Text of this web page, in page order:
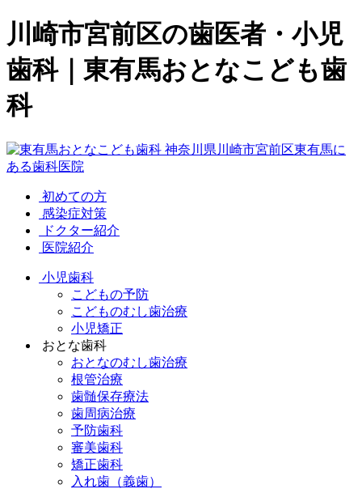
川崎市宮前区の歯医者・小児
歯科｜東有馬おとなこども歯
科
初めての方
感染症対策
ドクター紹介
医院紹介
小児歯科
こどもの予防
こどものむし歯治療
小児矯正
おとな歯科
おとなのむし歯治療
根管治療
歯髄保存療法
歯周病治療
予防歯科
審美歯科
矯正歯科
入れ歯（義歯）